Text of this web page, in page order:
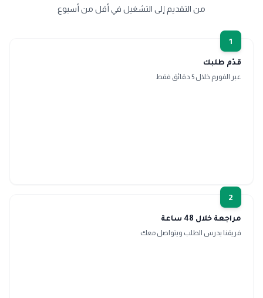
من التقديم إلى التشغيل في أقل من أسبوع
1
قدّم طلبك
عبر الفورم خلال 5 دقائق فقط
2
مراجعة خلال 48 ساعة
فريقنا يدرس الطلب ويتواصل معك